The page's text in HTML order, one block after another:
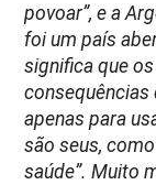
povoar”, e a
foi um país
significa que
consequências
apenas para
são seus,
saúde”. Muito